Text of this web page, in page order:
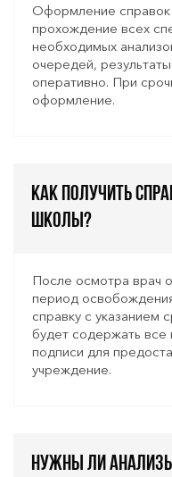
Оформление справок
прохождение всех
необходимых
очередей,
оперативно. При
оформление.
Как получить
школы?
После осмотра врач
период
справку с указанием
будет содержать
подписи для
учреждение.
Нужны ли